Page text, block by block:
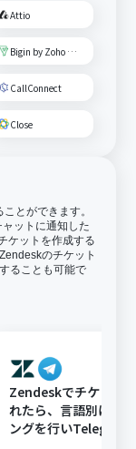
Attio
Bigin by Zoho CRM
CallConnect
Close
とができます。
ットに通知した
ケットを作成する
のチケット
ることも可能で
Zendeskでチケット
れたら、言語別にフ
ングを行いTelegram